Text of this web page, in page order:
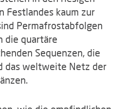
Festlandes kaum zur
Permafrostabfolgen
die quartäre
Sequenzen, die
das weltweite Netz der